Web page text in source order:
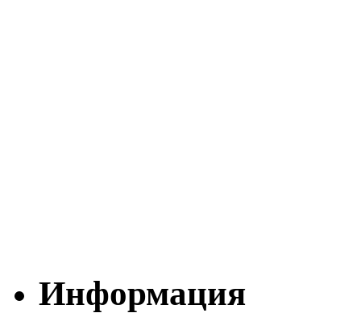
Информация